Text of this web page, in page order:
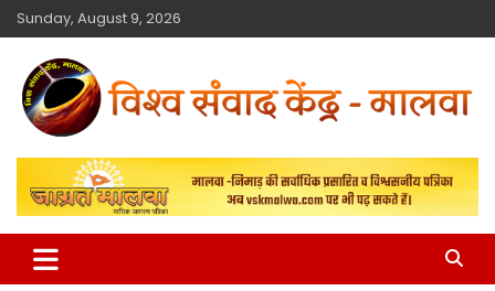
Sunday, August 9, 2026
विश्व संवाद केंद्र
मालवा